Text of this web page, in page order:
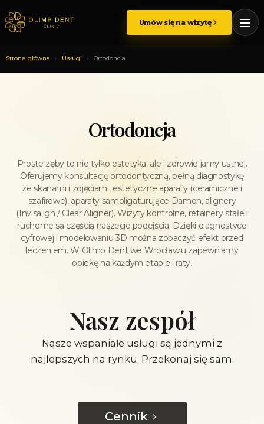
do
Umów się na wizytę
Strona główna › Usługi › Ortodoncja
Ortodoncja
Proste zęby to nie tylko estetyka, ale i zdrowie jamy ustnej.
Oferujemy konsultację ortodontyczną, pełną diagnostykę
ze skanami i zdjęciami, estetyczne aparaty (ceramiczne i
szafirowe), aparaty samoligaturujące Damon, alignery
(Invisalign / Clear Aligner). Wizyty kontrolne, retainery stałe i
ruchome są częścią naszego podejścia. Dzięki diagnostyce
cyfrowej i modelowaniu 3D można zobaczyć efekt przed
leczeniem. W Olimp Dent we Wrocławiu zapewniamy
opiekę na każdym etapie i raty.
Nasz zespół
Nasze wspaniałe usługi są jednymi z
najlepszych na rynku. Przekonaj się sam.
Cennik